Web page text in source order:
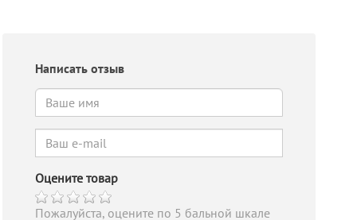
Написать отзыв
Оцените товар
Пожалуйста, оцените по 5 бальной шкале